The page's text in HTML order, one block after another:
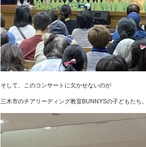
そして、このコンサートに欠かせないのが
三木市のチアリーディング教室BUNNYSの子どもたち